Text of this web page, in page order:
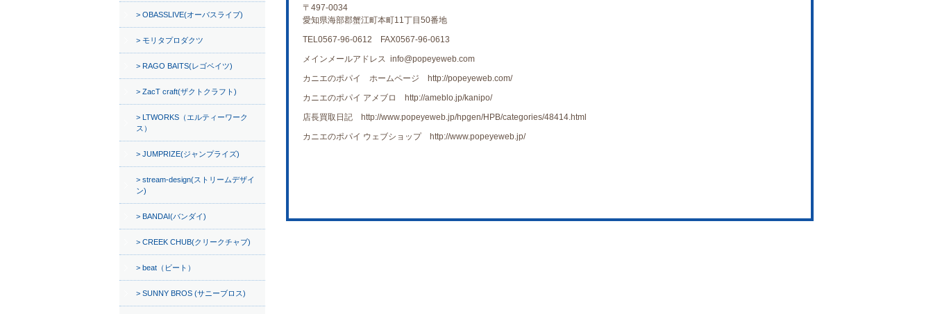
〒497-0034
愛知県海部郡蟹江町本町11丁目50番地
TEL0567-96-0612 FAX0567-96-0613
メインメールアドレス info@popeyeweb.com
カニエのポパイ ホームページ http://popeyeweb.com/
カニエのポパイ アメブロ http://ameblo.jp/kanipo/
店長買取日記 http://www.popeyeweb.jp/hpgen/HPB/categories/48414.html
カニエのポパイ ウェブショップ http://www.popeyeweb.jp/
OBASSLIVE(オーバスライブ)
モリタプロダクツ
RAGO BAITS(レゴベイツ)
ZacT craft(ザクトクラフト)
LTWORKS（エルティーワーク
ス）
JUMPRIZE(ジャンプライズ)
stream-design(ストリームデザイ
ン)
BANDAI(バンダイ)
CREEK CHUB(クリークチャブ)
beat（ビート）
SUNNY BROS (サニーブロス)